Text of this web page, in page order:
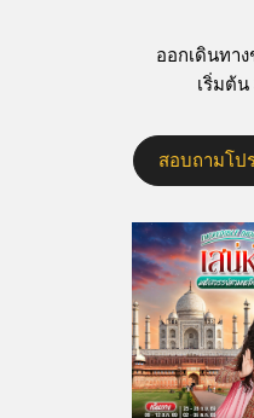
ออกเดินทา
เริ่มต้น
สอบถามโป